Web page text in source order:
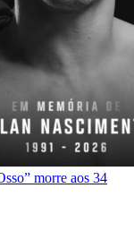
morre aos 34